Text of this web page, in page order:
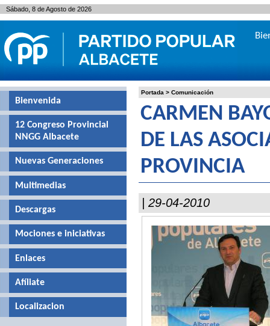
Portada > Comunicación
CARMEN
DE LAS
PROVINCIA
| 29-04-2010
Bienvenida
12 Congreso Provincial
NNGG Albacete
Nuevas Generaciones
Multimedias
Descargas
Mociones e iniciativas
Enlaces
Afíliate
Localizacion
Sábado, 8 de Agosto de 2026